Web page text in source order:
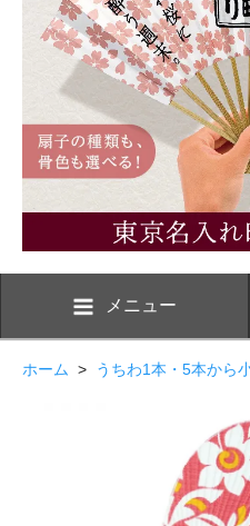
メニュー
ホーム > うちわ1本・5本から